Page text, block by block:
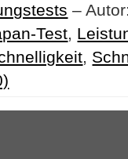
–
Test,
,